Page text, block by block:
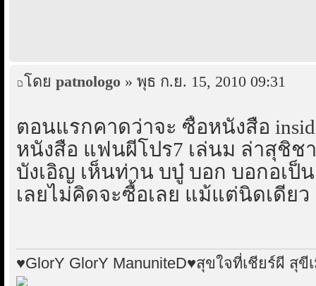
โดย patnologo » พุธ ก.ย. 15, 2010 09:31
ตอนแรกคาดว่าจะ ซื้อหนังสือ
หนังสือ แฟนผีโปร7 เล่นม ล่าสุชิช
บังเอิญ เห็นท่าน บบู๋ บอก บอกอเป็
เลยไม่คิดจะซื้อเลย แม้แต่นิดเดียว
♥GlorY GlorY ManuniteD♥สุขใจที่เชียร์ผี สุขี